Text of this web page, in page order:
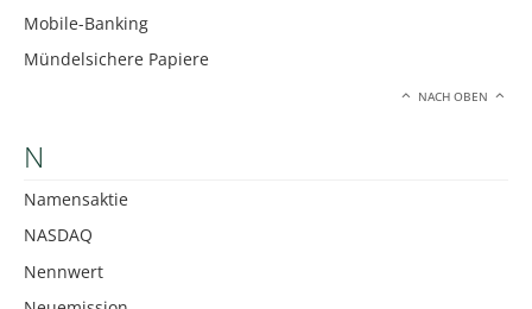
Mobile-Banking
Mündelsichere Papiere
NACH OBEN
N
Namensaktie
NASDAQ
Nennwert